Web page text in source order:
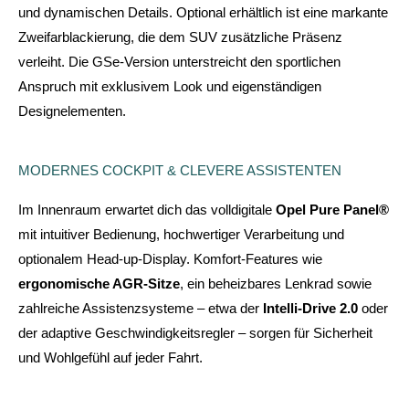
und dynamischen Details. Optional erhältlich ist eine markante
Zweifarblackierung, die dem SUV zusätzliche Präsenz
verleiht. Die GSe-Version unterstreicht den sportlichen
Anspruch mit exklusivem Look und eigenständigen
Designelementen.
MODERNES COCKPIT & CLEVERE ASSISTENTEN
Im Innenraum erwartet dich das volldigitale Opel Pure Panel®
mit intuitiver Bedienung, hochwertiger Verarbeitung und
optionalem Head-up-Display. Komfort-Features wie
ergonomische AGR-Sitze, ein beheizbares Lenkrad sowie
zahlreiche Assistenzsysteme – etwa der Intelli-Drive 2.0 oder
der adaptive Geschwindigkeitsregler – sorgen für Sicherheit
und Wohlgefühl auf jeder Fahrt.